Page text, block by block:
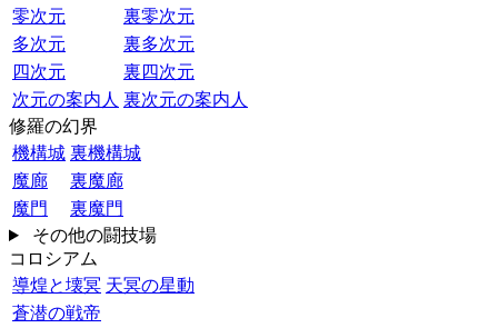
零次元
裏零次元
多次元
裏多次元
四次元
裏四次元
次元の案内人 裏次元の案内人
修羅の幻界
機構城 裏機構城
魔廊
裏魔廊
魔門
裏魔門
その他の闘技場
コロシアム
導煌と壊冥 天冥の星動
蒼潜の戦帝